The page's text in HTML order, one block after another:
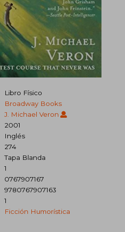
Libro Físico
Broadway Books
J. Michael Veron
2001
Inglés
274
Tapa Blanda
1
0767907167
9780767907163
1
Ficción Humorística